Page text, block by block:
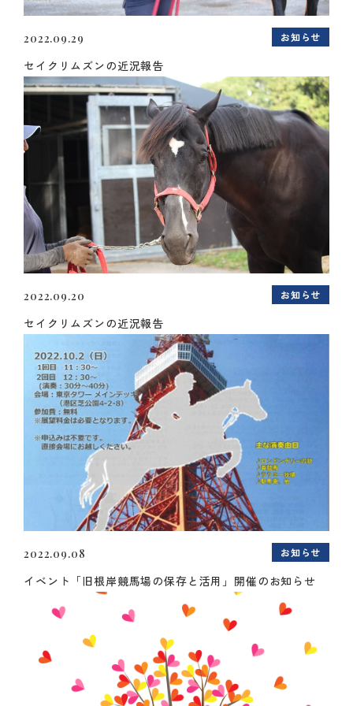
2022.09.29 お知らせ
セイクリムズンの近況報告
2022.09.20 お知らせ
セイクリムズンの近況報告
2022.09.08 お知らせ
イベント「旧根岸競馬場の保存と活用」開催のお知らせ